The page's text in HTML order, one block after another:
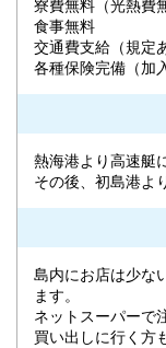
食事無料
交通費支給（規定
各種保険完備（加
熱海港より高速艇
その後、初島港よ
島内にお店は少な
ます。
ネットスーパーで
買い出しに行く方